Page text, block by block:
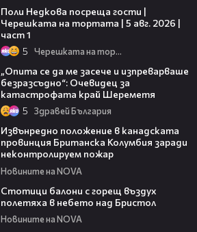
Поли Недкова посреща гости |
Черешката на тортата | 5 авг. 2026 |
част 1
5 Черешката на тортата
„Опита се да ме засече и изпреварваше
безразсъдно“: Очевидец за
катастрофата край Шереметя
5 Здравей България
Извънредно положение в канадската
провинция Британска Колумбия заради
неконтролируем пожар
Новините на NOVA
Стотици балони с горещ въздух
полетяха в небето над Бристол
Новините на NOVA